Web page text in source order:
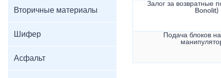
Вторичные материалы
Шифер
Асфальт
Залог за возвратные
Bonolit)
Подача блоков